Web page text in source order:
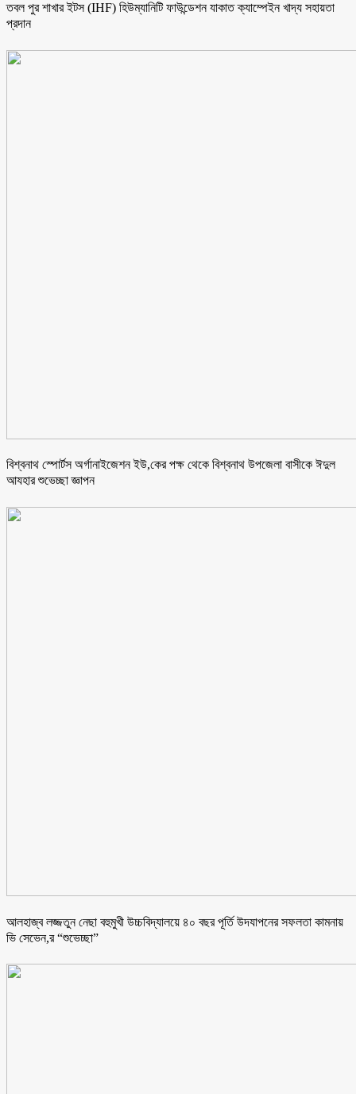
তবল পুর শাখার ইটস (IHF) হিউম্যানিটি ফাউন্ডেশন যাকাত ক্যাম্পেইন খাদ্য সহায়তা
প্রদান
বিশ্বনাথ স্পোর্টস অর্গানাইজেশন ইউ,কের পক্ষ থেকে বিশ্বনাথ উপজেলা বাসীকে ঈদুল
আযহার শুভেচ্ছা জ্ঞাপন
আলহাজ্ব লজ্জতুন নেছা বহুমুখী উচ্চবিদ্যালয়ে ৪০ বছর পূর্তি উদযাপনের সফলতা কামনায়
ভি সেভেন,র “শুভেচ্ছা”